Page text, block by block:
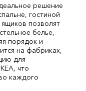
решение
гостиной
позволят
белье,
порядок и
на фабриках,
для
что
каждого